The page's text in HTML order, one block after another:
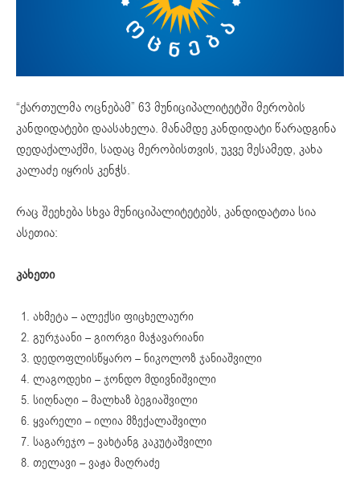
“ქართულმა ოცნებამ” 63 მუნიციპალიტეტში მერობის
კანდიდატები დაასახელა. მანამდე კანდიდატი წარადგინა
დედაქალაქში, სადაც მერობისთვის, უკვე მესამედ, კახა
კალაძე იყრის კენჭს.
რაც შეეხება სხვა მუნიციპალიტეტებს, კანდიდატთა სია
ასეთია:
კახეთი
ახმეტა – ალექსი ფიცხელაური
გურჯაანი – გიორგი მაჭავარიანი
დედოფლისწყარო – ნიკოლოზ ჯანიაშვილი
ლაგოდეხი – ჯონდო მდივნიშვილი
სიღნაღი – მალხაზ ბეგიაშვილი
ყვარელი – ილია მზექალაშვილი
საგარეჯო – ვახტანგ კაკუტაშვილი
თელავი – ვაჟა მაღრაძე